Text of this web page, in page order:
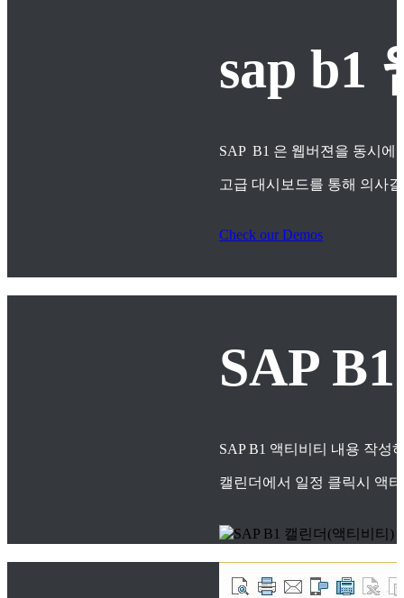
sap b1
SAP B1 은 웹버젼을 동시에
고급 대시보드를 통해 의사
Check our Demos
SAP
SAP B1 액티비티 내용 작성
캘린더에서 일정 클릭시 액